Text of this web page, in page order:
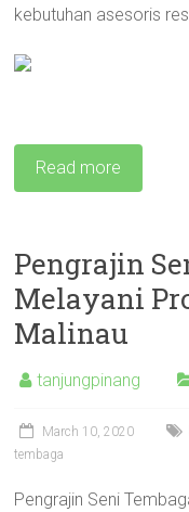
kebutuhan asesoris
Read more
Pengrajin
Melayani
Malinau
tanjungpinang
March 10, 2020
tembaga
Pengrajin Seni